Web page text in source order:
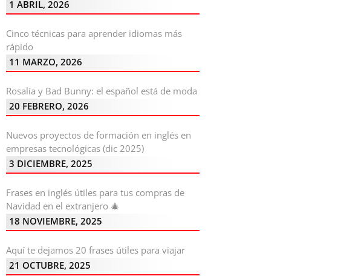
1 ABRIL, 2026
Cinco técnicas para aprender idiomas más
rápido
11 MARZO, 2026
Rosalía y Bad Bunny: el español está de moda
20 FEBRERO, 2026
Nuevos proyectos de formación en inglés en
empresas tecnológicas (dic 2025)
3 DICIEMBRE, 2025
Frases en inglés útiles para tus compras de
Navidad en el extranjero 🎄
18 NOVIEMBRE, 2025
Aquí te dejamos 20 frases útiles para viajar
21 OCTUBRE, 2025